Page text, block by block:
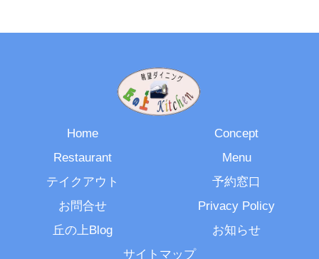
Home
Concept
Restaurant
Menu
テイクアウト
予約窓口
お問合せ
Privacy Policy
丘の上Blog
お知らせ
サイトマップ